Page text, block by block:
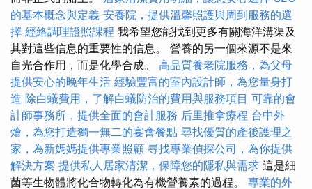
的基本概念與定義 安養院，提供溫馨照護與周到服務的選
擇 經絡調理證照課程 我希望您能找到更多有關海洋溝渠及
其對這些信息的重要性的信息。 營養的另一個來源不是來
自光合作用，而是化學合成。 高品質養老院服務，為父母
提供安心的晚年生活 經驗豐富的室內設計師，為您量身打
造 除白蟻費用，了解白蟻防治的費用與服務項目 可靠的會
計師事務所，提供全面的會計服務 后里推拿療程 台中外
燴，為您打造獨一無二的宴會餐點 尋找優質的產後護理之
家，為新媽媽提供專業照顧 尋找專業偵探公司，為你提供
解決方案 提供私人居家清潔，保障您的隱私與需求 這是細
菌等生物體將化合物轉化為有機營養素的過程。 專業的外